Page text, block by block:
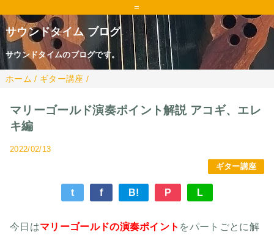
=
サウンドタイム ブログ
サウンドタイムのブログです。
ホーム / ギター講座 /
マリーゴールド演奏ポイント解説 アコギ、エレ
キ編
2022/02/13
ギター講座
t f B! P L
今日はマリーゴールドの演奏ポイント をパートごとに解